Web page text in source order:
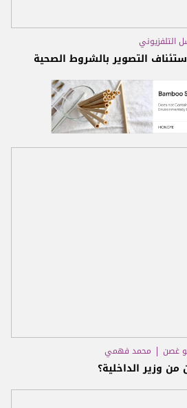
التلفزيوني
التصوير بالشروط الصحية
غصن محمد فهمي
وزير الداخلية؟